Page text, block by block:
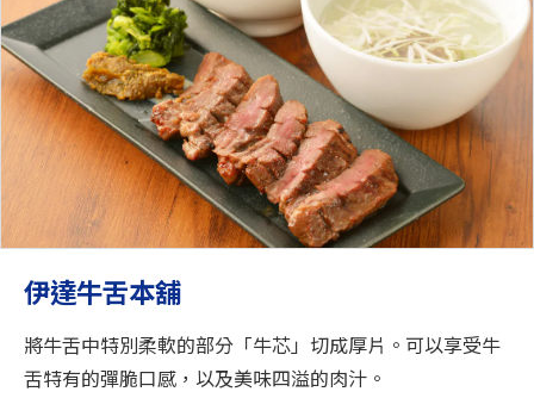
伊達牛舌本舖
將牛舌中特別柔軟的部分「牛芯」切成厚片。可以享受牛
舌特有的彈脆口感，以及美味四溢的肉汁。